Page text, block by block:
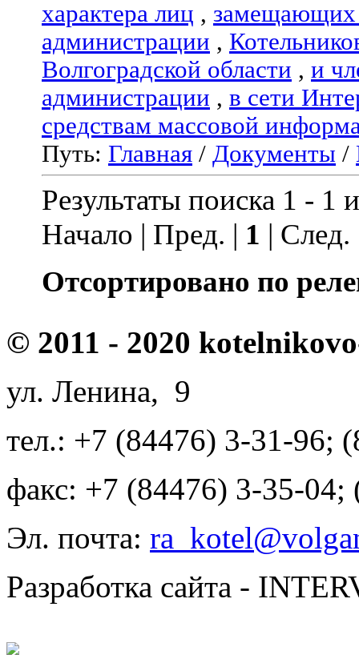
характера лиц , замещающих
администрации ,
Волгоградской области , и
администрации , в сети
средствам массовой
Путь: Главная / Документы /
Результаты поиска 1 - 1
Начало | Пред. | 1 |
Отсортировано по
© 2011 - 2020
ул. Ленина, 9
тел.: +7 (84476) 3-31-96;
факс: +7 (84476) 3-35-04;
Эл. почта:
Разработка сайта -